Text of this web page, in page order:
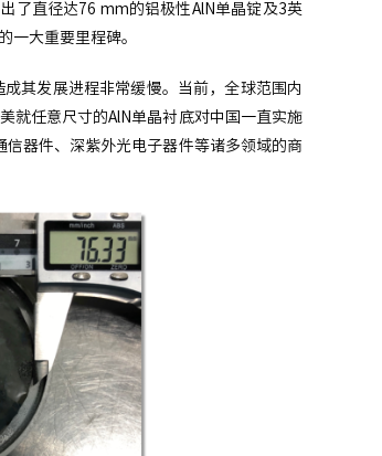
了直径达76 mm的铝极性AlN单晶锭及3英
一大重要里程碑。
其发展进程非常缓慢。当前，全球范围内
就任意尺寸的AlN单晶衬底对中国一直实施
器件、深紫外光电子器件等诸多领域的商